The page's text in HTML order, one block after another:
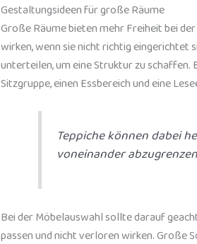
Gestaltungsideen für große Räume
Große Räume bieten mehr Freiheit bei
wirken, wenn sie nicht richtig eingerichtet
unterteilen, um eine Struktur zu schaffen.
Sitzgruppe, einen Essbereich und eine
Teppiche können dabei
voneinander
Bei der Möbelauswahl sollte darauf
passen und nicht verloren wirken. Große